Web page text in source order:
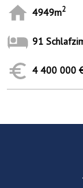
4949m2
91
4 400 000